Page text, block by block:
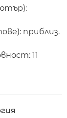
приблиз.
11